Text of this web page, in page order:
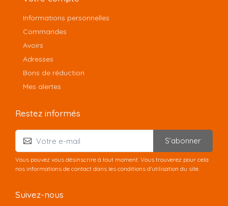
Informations personnelles
Commandes
Avoirs
Adresses
Bons de réduction
Mes alertes
Restez informés
S’abonner
Vous pouvez vous désinscrire à tout moment. Vous trouverez pour cela
nos informations de contact dans les conditions d'utilisation du site.
Suivez-nous